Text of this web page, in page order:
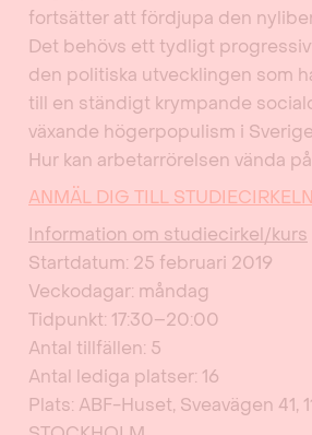
fortsätter att fördjupa den
Det behövs ett tydligt
den politiska utvecklingen som
till en ständigt krympande
växande högerpopulism i
Hur kan arbetarrörelsen vända
ANMÄL DIG TILL
Information om studiecirkel/kurs
Startdatum: 25 februari 2019
Veckodagar: måndag
Tidpunkt: 17:30–20:00
Antal tillfällen: 5
Antal lediga platser: 16
Plats: ABF-Huset, Sveavägen 41,